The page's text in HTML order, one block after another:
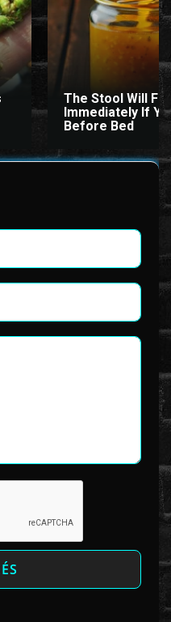
2017-2026 Az oldal nem tárol
adat külső forrásból származik |
The Stool Will Fly
Immediately If
Before Bed